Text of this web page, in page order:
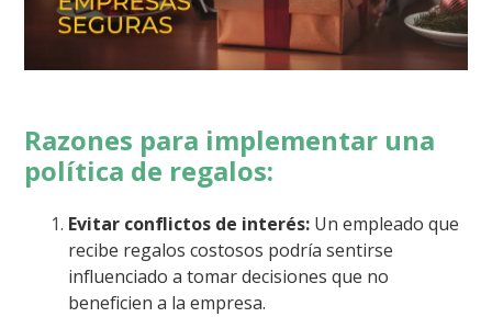
Razones para implementar una
política de regalos:
Evitar conflictos de interés: Un empleado que
recibe regalos costosos podría sentirse
influenciado a tomar decisiones que no
beneficien a la empresa.